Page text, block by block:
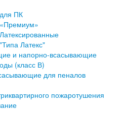
ПК
Латекс"
и напорно-всасывающие
(класс В)
для пеналов
пожаротушения